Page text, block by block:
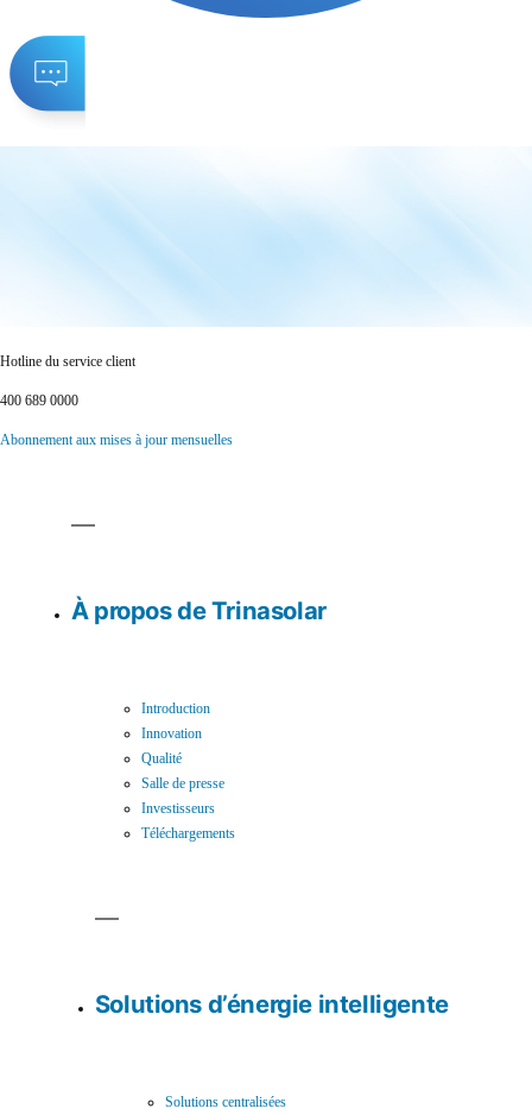
Hotline du service client
400 689 0000
Abonnement aux mises à jour mensuelles
À propos de Trinasolar
Introduction
Innovation
Qualité
Salle de presse
Investisseurs
Téléchargements
Solutions d’énergie intelligente
Solutions centralisées